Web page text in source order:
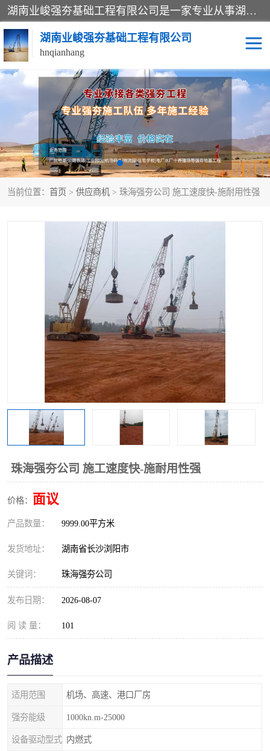
湖南业峻强夯基础工程有限公司是一家专业从事湖南强夯基础工程、强夯机租赁，地基处理的施工单位。业务覆盖：湖南、广东，江西等地。可承接1000KN.m-25000KN.m强夯（置换）工程。公司创始人是国内较早期从事强夯施工的建设者，经过多年的一步一个脚印的发展，在行业内具有较高的度和良好的口碑。
湖南业峻强夯基础工程有限公司
hnqianhang
当前位置： 首页 > 供应商机 > 珠海强夯公司 施工速度快-施耐用性强
珠海强夯公司 施工速度快-施耐用性强
价格： 面议
产品数量： 9999.00平方米
发货地址： 湖南省长沙浏阳市
关键词： 珠海强夯公司
发布日期： 2026-08-07
阅 读 量： 101
产品描述
适用范围 机场、高速、港口厂房
强夯能级 1000kn.m-25000
设备驱动型式 内燃式
强夯施工案例 强夯机租赁
强夯施工工程 强夯施工队伍
强夯队伍